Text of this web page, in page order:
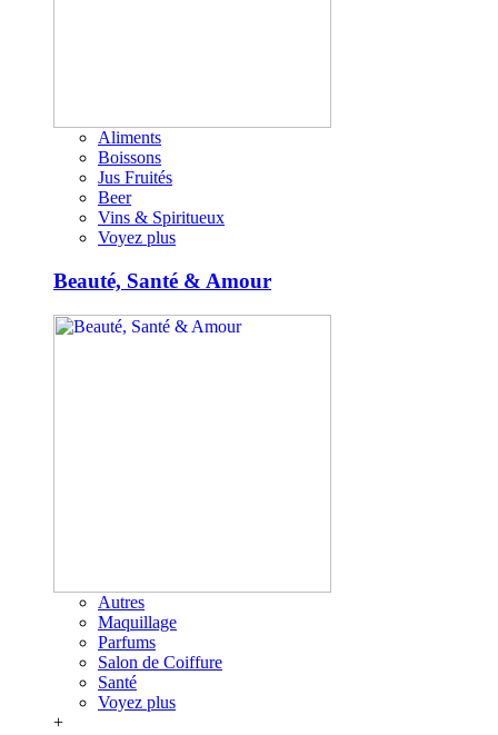
Aliments
Boissons
Jus Fruités
Beer
Vins & Spiritueux
Voyez plus
Beauté, Santé & Amour
Autres
Maquillage
Parfums
Salon de Coiffure
Santé
Voyez plus
+